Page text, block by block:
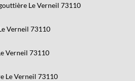
Le Verneil 73110
Verneil 73110
Verneil 73110
Le Verneil 73110